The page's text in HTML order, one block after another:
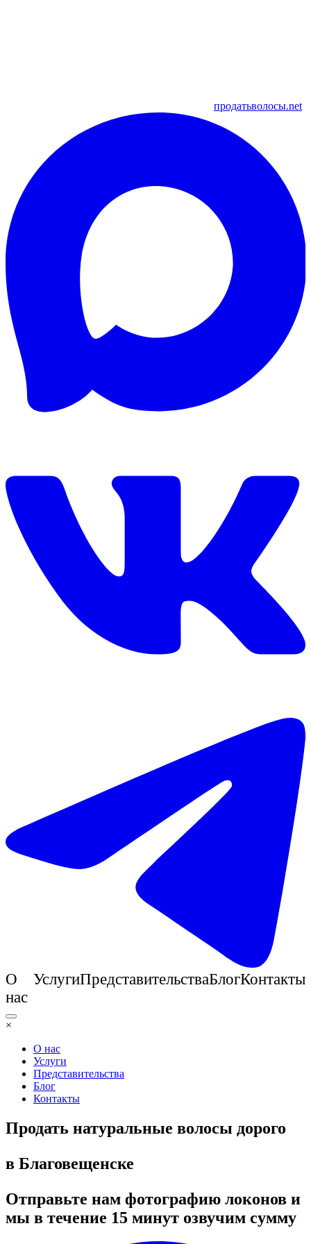
продатьволосы.net
О
нас
УслугиПредставительстваБлогКонтакты
×
О нас
Услуги
Представительства
Блог
Контакты
Продать натуральные волосы дорого
в Благовещенске
Отправьте нам фотографию локонов и
мы в течение 15 минут озвучим сумму